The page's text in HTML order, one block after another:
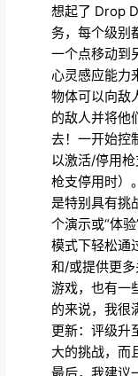
想起了 Drop
务，每个级别
一个点移动到
心灵感应能力
物体可以向敌
的敌人并将他
去！一开始控
以激活/停用
枪支停用时）
是特别具有挑
个演示或“体
模式下轻松通
和/或提供更
游戏，也有一
的来说，我
更新：评级升
大的挑战，而